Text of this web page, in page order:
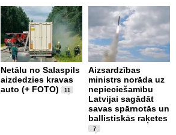
Netālu no Salaspils
aizdedzies kravas
auto (+ FOTO)
11
Aizsardzības
ministrs norāda uz
nepieciešamību
Latvijai sagādāt
savas spārnotās un
ballistiskās raķetes
7